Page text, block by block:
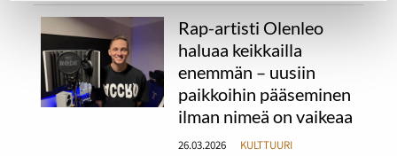
Rap-artisti Olenleo
haluaa keikkailla
enemmän – uusiin
paikkoihin pääseminen
ilman nimeä on vaikeaa
26.03.2026 KULTTUURI